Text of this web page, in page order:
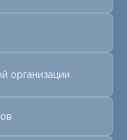
организации